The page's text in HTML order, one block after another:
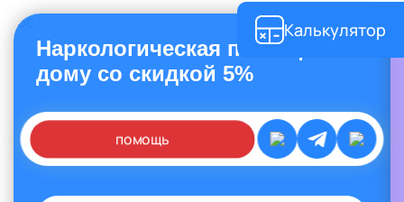
Наркологическая помощь на
дому со скидкой 5%
Калькулятор
помощь